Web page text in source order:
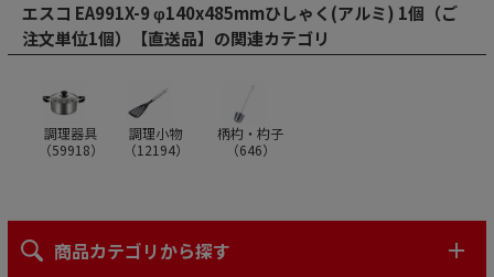
エスコ EA991X-9 φ140x485mmひしゃく(アルミ) 1個（ご
注文単位1個）【直送品】の関連カテゴリ
調理器具
（59918）
調理小物
（12194）
柄杓・杓子
（646）
商品カテゴリから探す